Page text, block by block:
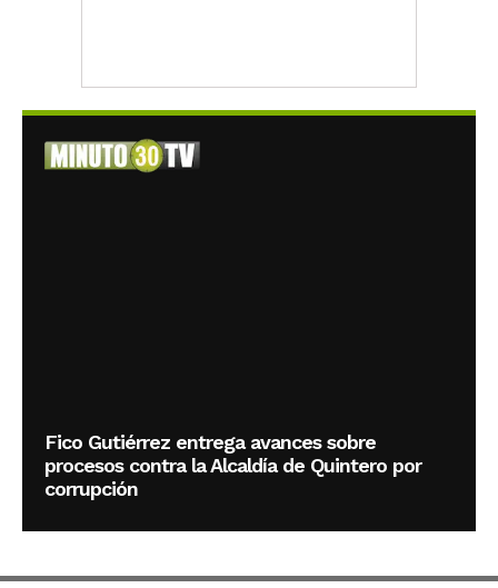
Fico Gutiérrez entrega avances sobre
procesos contra la Alcaldía de Quintero por
corrupción